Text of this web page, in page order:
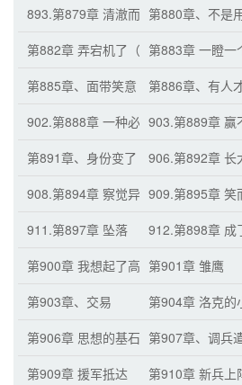
893.第879章 清澈而愚蠢（月票累积
第880章、不是
第882章 弄宕机了（月票累积六百张
第883章 一瞪一
第885章、面带笑意
第886章、有人
902.第888章 一种必然903.第889章 赢
第891章、身份变了
906.第892章 长
908.第894章 察觉异样909.第895章 笑
911.第897章 坠落
912.第898章 成
第900章 我想起了高兴的事情
第901章 雏鹰
第903章、交易
第904章 洛克的
第906章 思想的基石 第907章、调兵
第909章 援军抵达
第910章 新兵上